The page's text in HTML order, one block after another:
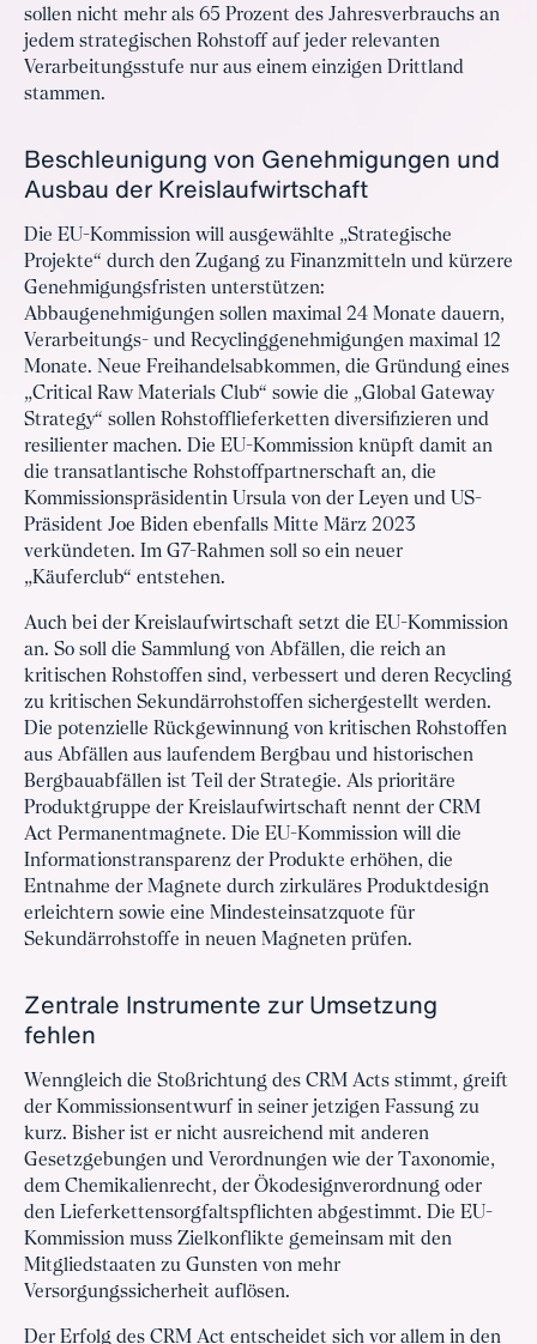
sollen nicht mehr als 65 Prozent des Jahresverbrauchs an
jedem strategischen Rohstoff auf jeder relevanten
Verarbeitungsstufe nur aus einem einzigen Drittland
stammen.
Beschleunigung von Genehmigungen und
Ausbau der Kreislaufwirtschaft
Die EU-Kommission will ausgewählte „Strategische
Projekte“ durch den Zugang zu Finanzmitteln und kürzere
Genehmigungsfristen unterstützen:
Abbaugenehmigungen sollen maximal 24 Monate dauern,
Verarbeitungs- und Recyclinggenehmigungen maximal 12
Monate. Neue Freihandelsabkommen, die Gründung eines
„Critical Raw Materials Club“ sowie die „Global Gateway
Strategy“ sollen Rohstofflieferketten diversifizieren und
resilienter machen. Die EU-Kommission knüpft damit an
die transatlantische Rohstoffpartnerschaft an, die
Kommissionspräsidentin Ursula von der Leyen und US-
Präsident Joe Biden ebenfalls Mitte März 2023
verkündeten. Im G7-Rahmen soll so ein neuer
„Käuferclub“ entstehen.
Auch bei der Kreislaufwirtschaft setzt die EU-Kommission
an. So soll die Sammlung von Abfällen, die reich an
kritischen Rohstoffen sind, verbessert und deren Recycling
zu kritischen Sekundärrohstoffen sichergestellt werden.
Die potenzielle Rückgewinnung von kritischen Rohstoffen
aus Abfällen aus laufendem Bergbau und historischen
Bergbauabfällen ist Teil der Strategie. Als prioritäre
Produktgruppe der Kreislaufwirtschaft nennt der CRM
Act Permanentmagnete. Die EU-Kommission will die
Informationstransparenz der Produkte erhöhen, die
Entnahme der Magnete durch zirkuläres Produktdesign
erleichtern sowie eine Mindesteinsatzquote für
Sekundärrohstoffe in neuen Magneten prüfen.
Zentrale Instrumente zur Umsetzung
fehlen
Wenngleich die Stoßrichtung des CRM Acts stimmt, greift
der Kommissionsentwurf in seiner jetzigen Fassung zu
kurz. Bisher ist er nicht ausreichend mit anderen
Gesetzgebungen und Verordnungen wie der Taxonomie,
dem Chemikalienrecht, der Ökodesignverordnung oder
den Lieferkettensorgfaltspflichten abgestimmt. Die EU-
Kommission muss Zielkonflikte gemeinsam mit den
Mitgliedstaaten zu Gunsten von mehr
Versorgungssicherheit auflösen.
Der Erfolg des CRM Act entscheidet sich vor allem in den